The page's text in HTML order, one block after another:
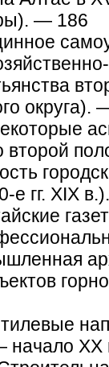
— 186
округа).
второй
е гг. XIX
начало